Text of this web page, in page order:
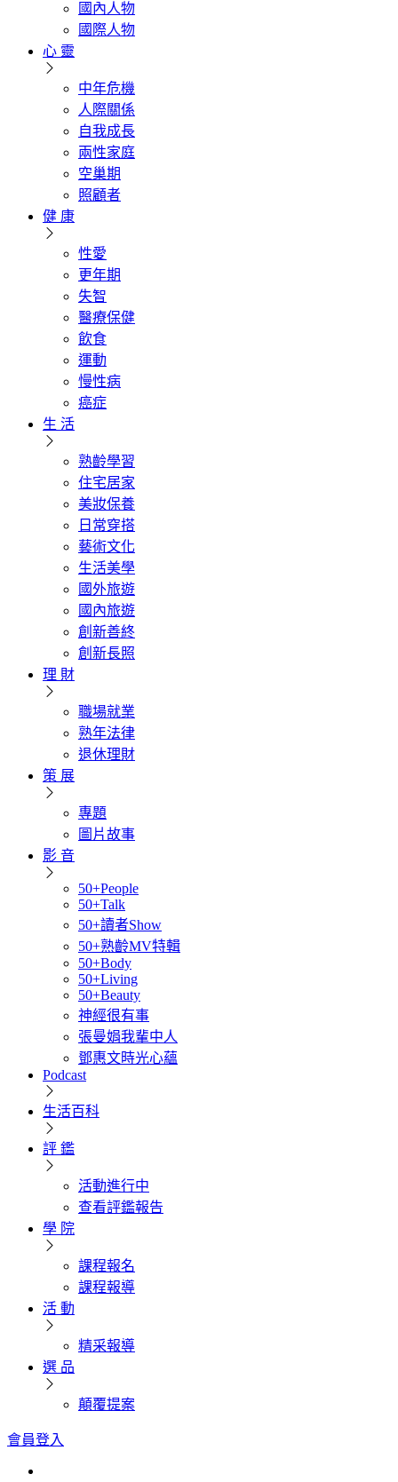
國內人物
國際人物
心 靈
中年危機
人際關係
自我成長
兩性家庭
空巢期
照顧者
健 康
性愛
更年期
失智
醫療保健
飲食
運動
慢性病
癌症
生 活
熟齡學習
住宅居家
美妝保養
日常穿搭
藝術文化
生活美學
國外旅遊
國內旅遊
創新善終
創新長照
理 財
職場就業
熟年法律
退休理財
策 展
專題
圖片故事
影 音
50+People
50+Talk
50+讀者Show
50+熟齡MV特輯
50+Body
50+Living
50+Beauty
神經很有事
張曼娟我輩中人
鄧惠文時光心蘊
Podcast
生活百科
評 鑑
活動進行中
查看評鑑報告
學 院
課程報名
課程報導
活 動
精采報導
選 品
顛覆提案
會員登入